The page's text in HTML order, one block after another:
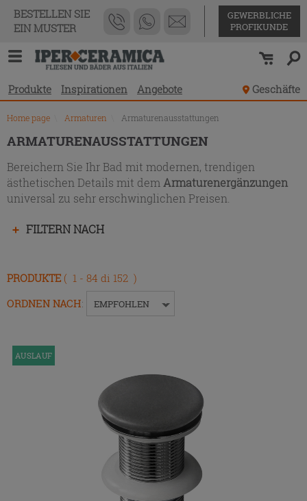
BESTELLEN SIE
EIN MUSTER
GEWERBLICHE
PROFIKUNDE
Produkte Inspirationen Angebote Geschäfte
Home page Armaturen Armaturenausstattungen
ARMATURENAUSSTATTUNGEN
Bereichern Sie Ihr Bad mit modernen, trendigen
ästhetischen Details mit dem Armaturenergänzungen
universal zu sehr erschwinglichen Preisen.
Produktverzeichnis
FILTERN NACH
Drücken
um
das
bzw.
auszublenden.
PRODUKTE ( 1 - 84 di 152 )
ORDNEN NACH: EMPFOHLEN
AUSLAUF